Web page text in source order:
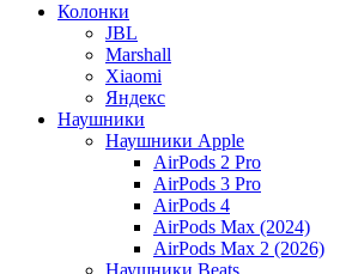
Колонки
JBL
Marshall
Xiaomi
Яндекс
Наушники
Наушники Apple
AirPods 2 Pro
AirPods 3 Pro
AirPods 4
AirPods Max (2024)
AirPods Max 2 (2026)